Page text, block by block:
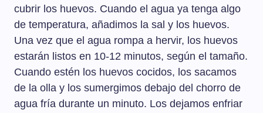
cubrir los huevos. Cuando el agua ya tenga algo
de temperatura, añadimos la sal y los huevos.
Una vez que el agua rompa a hervir, los huevos
estarán listos en 10-12 minutos, según el tamaño.
Cuando estén los huevos cocidos, los sacamos
de la olla y los sumergimos debajo del chorro de
agua fría durante un minuto. Los dejamos enfriar